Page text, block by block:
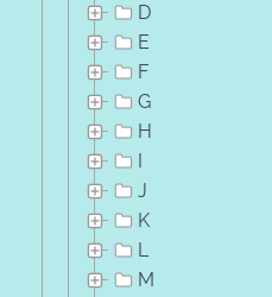
D
E
F
G
H
I
J
K
L
M